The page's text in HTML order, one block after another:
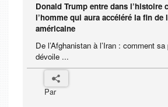
Donald Trump entre dans l’histoire
l’homme qui aura accéléré la fin de
américaine
De l’Afghanistan à l’Iran : comment
dévoile ...
Par